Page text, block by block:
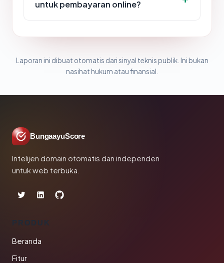
untuk pembayaran online?
Laporan ini dibuat otomatis dari sinyal teknis publik. Ini bukan
nasihat hukum atau finansial.
BungaayuScore
Intelijen domain otomatis dan independen
untuk web terbuka.
PRODUK
Beranda
Fitur